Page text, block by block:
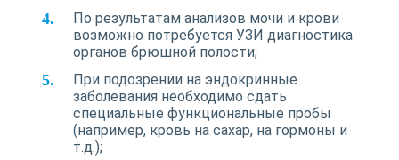
По результатам анализов мочи и крови
возможно потребуется УЗИ диагностика
органов брюшной полости;
При подозрении на эндокринные
заболевания необходимо сдать
специальные функциональные пробы
(например, кровь на сахар, на гормоны и
т.д.);